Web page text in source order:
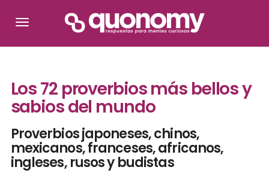
Los 72 proverbios más bellos y
sabios del mundo
Proverbios japoneses, chinos,
mexicanos, franceses, africanos,
ingleses, rusos y budistas